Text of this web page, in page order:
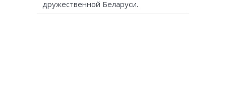
дружественной Беларуси.